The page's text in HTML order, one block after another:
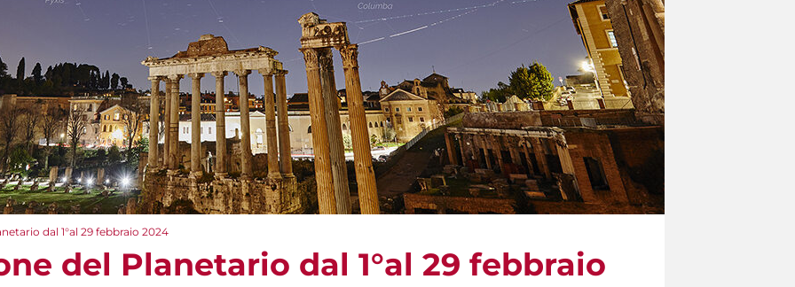
dal 1°al 29 febbraio 2024
del Planetario dal 1°al 29 febbraio